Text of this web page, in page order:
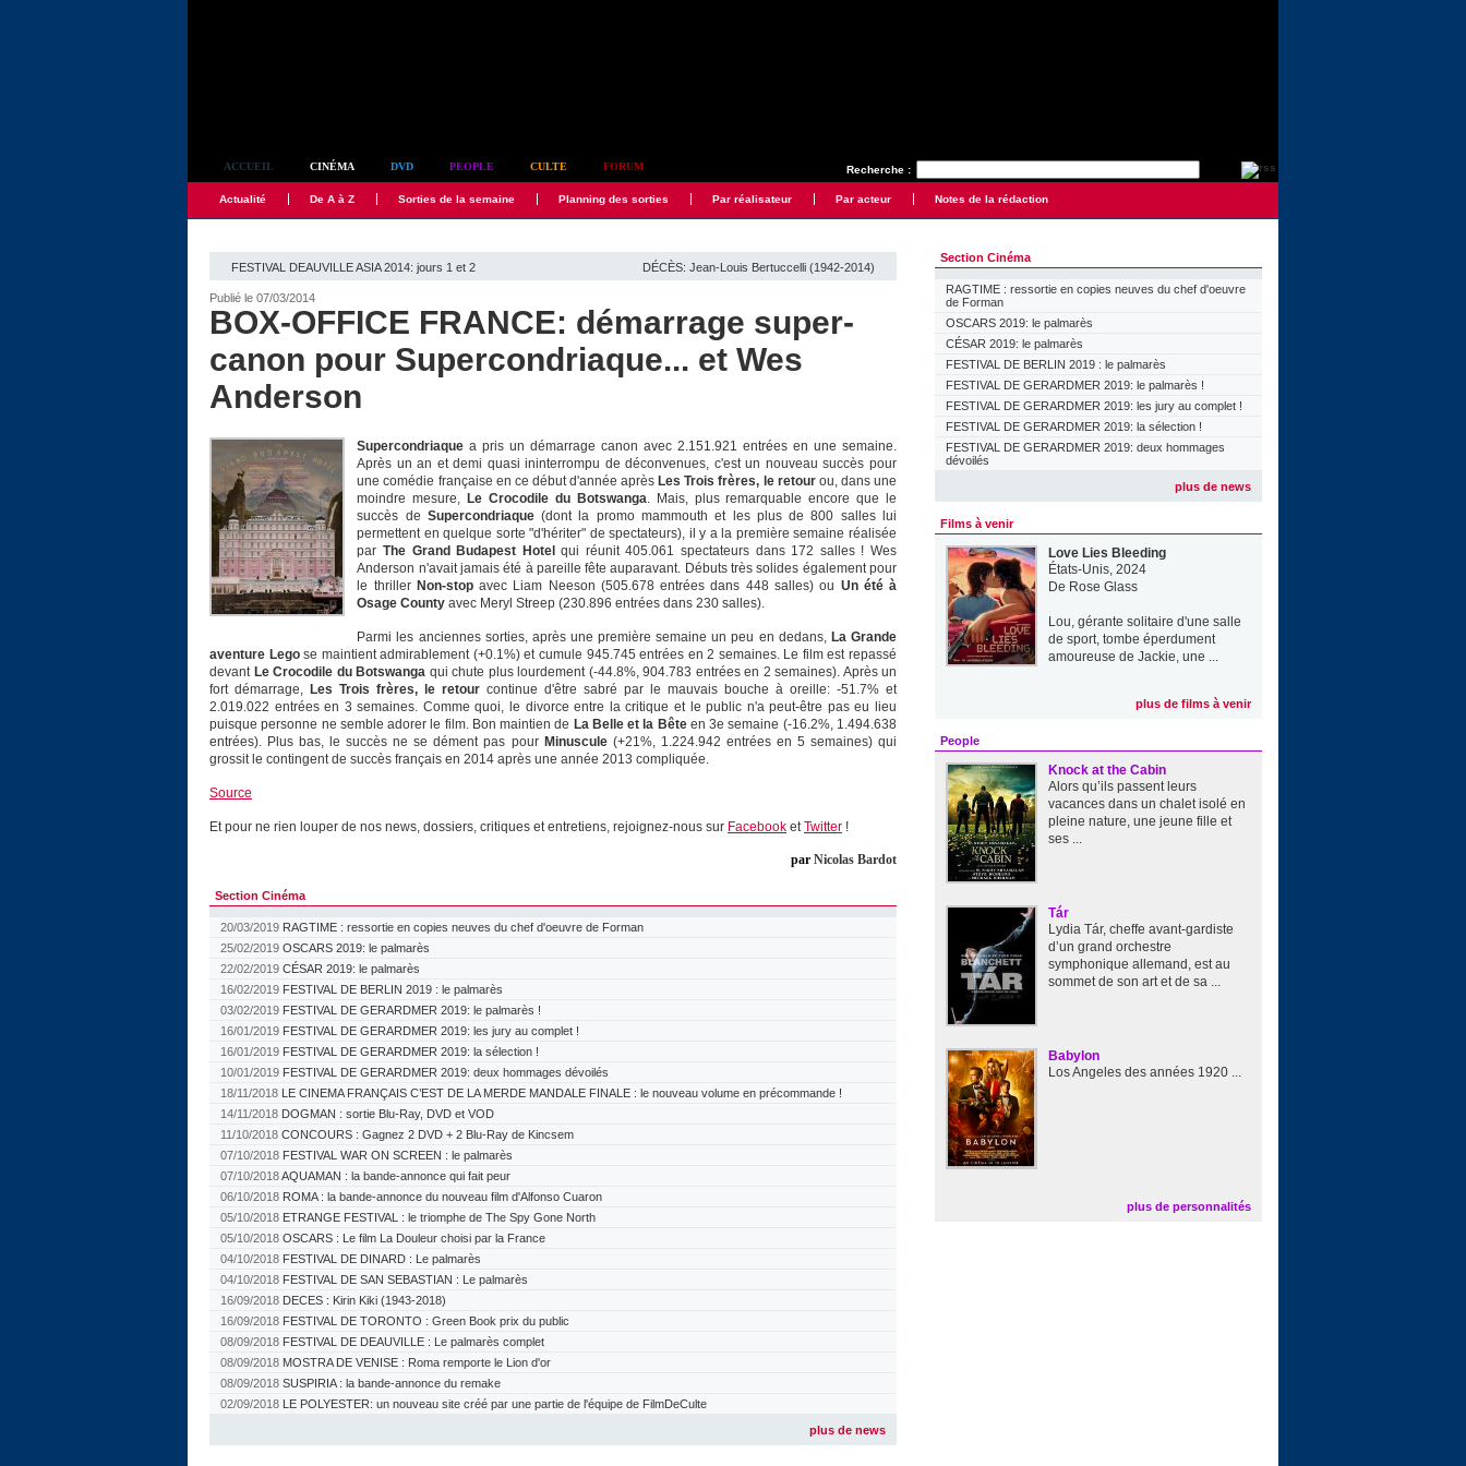
Recherche :
ACCUEIL CINÉMA DVD PEOPLE CULTE FORUM
Actualité De A à Z Sorties de la semaine Planning des sorties Par réalisateur Par acteur Notes de la rédaction
FESTIVAL DEAUVILLE ASIA 2014: jours 1 et 2 DÉCÈS: Jean-Louis Bertuccelli (1942-2014)
Publié le 07/03/2014
BOX-OFFICE FRANCE: démarrage super-
canon pour Supercondriaque... et Wes
Anderson
Supercondriaque a pris un démarrage canon avec 2.151.921 entrées en une semaine.
Après un an et demi quasi ininterrompu de déconvenues, c'est un nouveau succès pour
une comédie française en ce début d'année après Les Trois frères, le retourou, dans une
moindre mesure, Le Crocodile du Botswanga. Mais, plus remarquable encore que le
succès de Supercondriaque(dont la promo mammouth et les plus de 800 salles lui
permettent en quelque sorte "d'hériter" de spectateurs), il y a la première semaine réalisée
par The Grand Budapest Hotel qui réunit 405.061 spectateurs dans 172 salles ! Wes
Anderson n'avait jamais été à pareille fête auparavant. Débuts très solides également pour
le thriller Non-stopavec Liam Neeson (505.678 entrées dans 448 salles) ou Un été à
Osage County avec Meryl Streep (230.896 entrées dans 230 salles).
Parmi les anciennes sorties, après une première semaine un peu en dedans, La Grande
aventure Legose maintient admirablement (+0.1%) et cumule 945.745 entrées en 2 semaines. Le film est repassé
devant Le Crocodile du Botswanga qui chute plus lourdement (-44.8%, 904.783 entrées en 2 semaines). Après un
fort démarrage, Les Trois frères, le retour continue d'être sabré par le mauvais bouche à oreille: -51.7% et
2.019.022 entrées en 3 semaines. Comme quoi, le divorce entre la critique et le public n'a peut-être pas eu lieu
puisque personne ne semble adorer le film. Bon maintien de La Belle et la Bêteen 3e semaine (-16.2%, 1.494.638
entrées). Plus bas, le succès ne se dément pas pour Minuscule(+21%, 1.224.942 entrées en 5 semaines) qui
grossit le contingent de succès français en 2014 après une année 2013 compliquée.
Source
Et pour ne rien louper de nos news, dossiers, critiques et entretiens, rejoignez-nous sur Facebook etTwitter !
par Nicolas Bardot
Section Cinéma
20/03/2019 RAGTIME : ressortie en copies neuves du chef d'oeuvre de Forman
25/02/2019 OSCARS 2019: le palmarès
22/02/2019 CÉSAR 2019: le palmarès
16/02/2019 FESTIVAL DE BERLIN 2019 : le palmarès
03/02/2019 FESTIVAL DE GERARDMER 2019: le palmarès !
16/01/2019 FESTIVAL DE GERARDMER 2019: les jury au complet !
16/01/2019 FESTIVAL DE GERARDMER 2019: la sélection !
10/01/2019 FESTIVAL DE GERARDMER 2019: deux hommages dévoilés
18/11/2018 LE CINEMA FRANÇAIS C’EST DE LA MERDE MANDALE FINALE : le nouveau volume en précommande !
14/11/2018 DOGMAN : sortie Blu-Ray, DVD et VOD
11/10/2018 CONCOURS : Gagnez 2 DVD + 2 Blu-Ray de Kincsem
07/10/2018 FESTIVAL WAR ON SCREEN : le palmarès
07/10/2018AQUAMAN : la bande-annonce qui fait peur
06/10/2018 ROMA : la bande-annonce du nouveau film d'Alfonso Cuaron
05/10/2018 ETRANGE FESTIVAL : le triomphe de The Spy Gone North
05/10/2018 OSCARS : Le film La Douleur choisi par la France
04/10/2018 FESTIVAL DE DINARD : Le palmarès
04/10/2018 FESTIVAL DE SAN SEBASTIAN : Le palmarès
16/09/2018 DECES : Kirin Kiki (1943-2018)
16/09/2018 FESTIVAL DE TORONTO : Green Book prix du public
08/09/2018 FESTIVAL DE DEAUVILLE : Le palmarès complet
08/09/2018 MOSTRA DE VENISE : Roma remporte le Lion d'or
08/09/2018 SUSPIRIA : la bande-annonce du remake
02/09/2018 LE POLYESTER: un nouveau site créé par une partie de l'équipe de FilmDeCulte
plus de news
Section Cinéma
RAGTIME : ressortie en copies neuves du chef d'oeuvre
de Forman
OSCARS 2019: le palmarès
CÉSAR 2019: le palmarès
FESTIVAL DE BERLIN 2019 : le palmarès
FESTIVAL DE GERARDMER 2019: le palmarès !
FESTIVAL DE GERARDMER 2019: les jury au complet !
FESTIVAL DE GERARDMER 2019: la sélection !
FESTIVAL DE GERARDMER 2019: deux hommages
dévoilés
plus de news
Films à venir
Love Lies Bleeding
États-Unis, 2024
De Rose Glass
Lou, gérante solitaire d'une salle
de sport, tombe éperdument
amoureuse de Jackie, une ...
plus de films à venir
People
Knock at the Cabin
Alors qu’ils passent leurs
vacances dans un chalet isolé en
pleine nature, une jeune fille et
ses ...
Tár
Lydia Tár, cheffe avant-gardiste
d’un grand orchestre
symphonique allemand, est au
sommet de son art et de sa ...
Babylon
Los Angeles des années 1920 ...
plus de personnalités